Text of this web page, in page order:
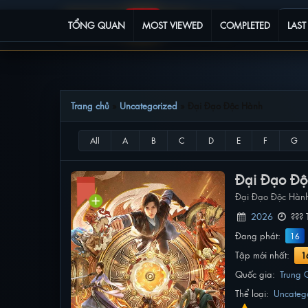
TỔNG QUAN MOST VIEWED COMPLETED
Trang chủ Uncategorized
Đại Đạo
Đại Đạo Độc
2026
???
Đang phát:
16
Tập mới nhất:
Quốc gia: Trung
Thể loại: